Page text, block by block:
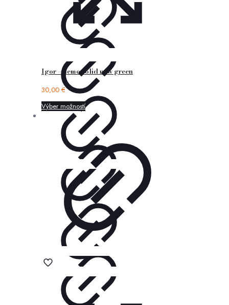
Igor – nemo solid new green
30,00 €
Výber možností